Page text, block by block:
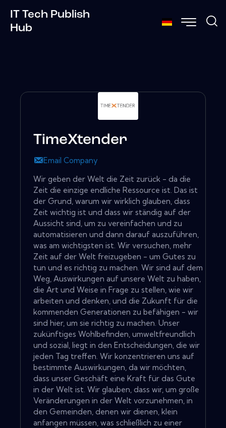
IT Tech Publish
Hub
TimeXtender
Email Company
Wir geben der Welt die Zeit zurück - da die
Zeit die einzige endliche Ressource ist. Das ist
der Grund, warum wir wirklich glauben, dass
Zeit wichtig ist und dass wir ständig auf der
Aussicht sind, um zu vereinfachen und zu
automatisieren und dann darauf auszuführen,
was am wichtigsten ist. Wir versuchen, mehr
Zeit auf der Welt freizugeben - um Gutes zu
tun und es richtig zu machen. Wir sind auf dem
Weg, Auswirkungen auf unsere Welt zu haben,
die Art und Weise in Frage zu stellen, wie wir
arbeiten und denken, und die Zukunft für die
kommenden Generationen zu befähigen - wir
sind hier, um sie richtig zu machen. Unser
zukünftiges Wohlbefinden, umweltfreundlich
und sozial, liegt in den Entscheidungen, die wir
jeden Tag treffen. Wir konzentrieren uns auf
bestimmte Auswirkungen, da wir möchten,
dass unser Geschäft eine Kraft für das Gute
in der Welt ist. Wir glauben, dass wir, um große
Veränderungen in der Welt vorzunehmen, in
den Gemeinden, denen wir dienen, klein
anfangen müssen, was schließlich zu einer